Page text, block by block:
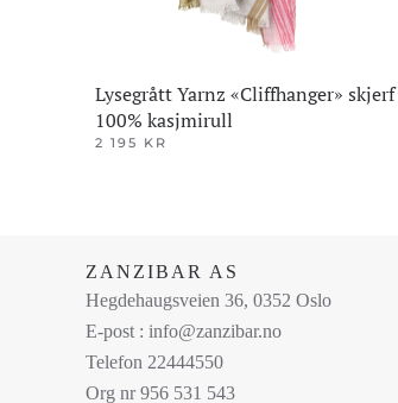
Lysegrått Yarnz «Cliffhanger»
100% kasjmirull
2 195 KR
varianter.
Alternativene
kan
velges
ZANZIBAR AS
Hegdehaugsveien 36, 0352 Oslo
E-post : info@zanzibar.no
Telefon 22444550
Org nr 956 531 543